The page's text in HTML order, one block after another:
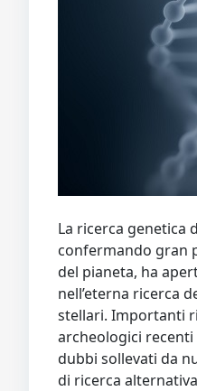
La ricerca genetica
confermando gran
del pianeta, ha
nell’eterna ricerca
stellari. Importanti
archeologici
dubbi sollevati da
di ricerca